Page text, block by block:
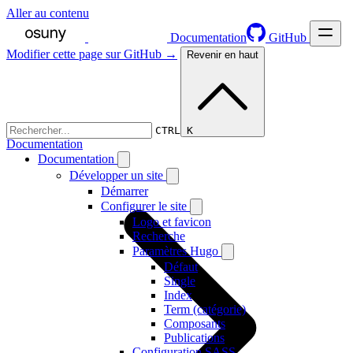
Aller au contenu
Documentation
GitHub
CTRL K
Documentation
Développer un site
Démarrer
Configurer le site
Logo et favicon
Recherche
Paramètres Hugo
Défaut
Single
Index
Term (catégorie)
Composants
Publications
Modifier cette page sur GitHub → Revenir en haut
Documentation